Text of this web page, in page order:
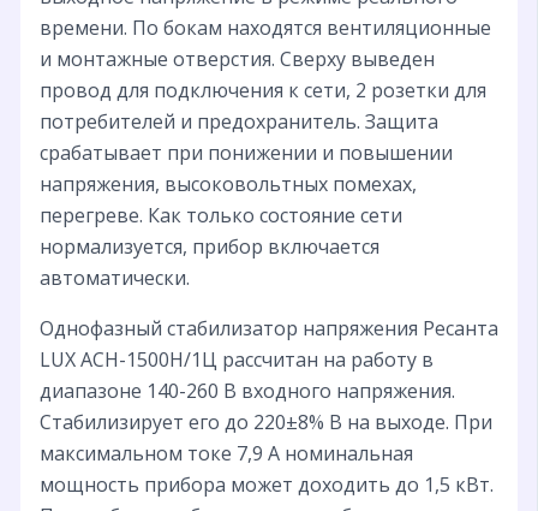
времени. По бокам находятся вентиляционные
и монтажные отверстия. Сверху выведен
провод для подключения к сети, 2 розетки для
потребителей и предохранитель. Защита
срабатывает при понижении и повышении
напряжения, высоковольтных помехах,
перегреве. Как только состояние сети
нормализуется, прибор включается
автоматически.
Однофазный стабилизатор напряжения Ресанта
LUX АСН-1500Н/1Ц рассчитан на работу в
диапазоне 140-260 В входного напряжения.
Стабилизирует его до 220±8% В на выходе. При
максимальном токе 7,9 А номинальная
мощность прибора может доходить до 1,5 кВт.